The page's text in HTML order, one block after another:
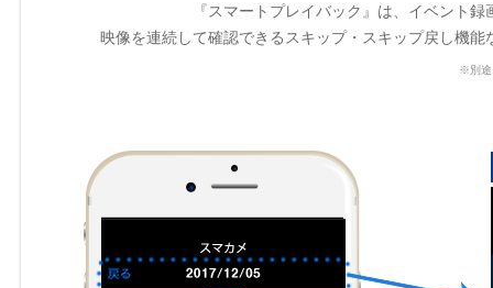
『スマートプレイバック』は、イベント
映像を連続して確認できるスキップ・スキップ戻し機
※別途